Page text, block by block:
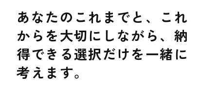
あなたのこれまでと、これ
からを大切にしながら、納
得できる選択だけを一緒に
考えます。